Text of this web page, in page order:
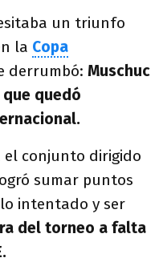
un triunfo
la Copa
derrumbó: Muschuc
quedó
el conjunto dirigido
sumar puntos
intentado y ser
del torneo a falta